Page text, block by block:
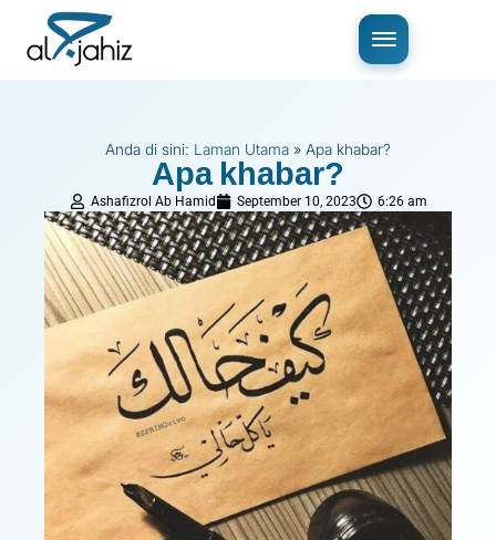
Anda di sini: Laman Utama » Apa khabar?
Apa khabar?
Ashafizrol Ab Hamid September 10, 2023 6:26 am